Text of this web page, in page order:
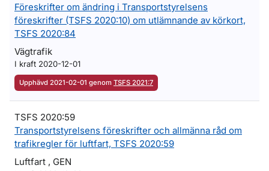
Föreskrifter om ändring i Transportstyrelsens
föreskrifter (TSFS 2020:10) om utlämnande av körkort,
TSFS 2020:84
Vägtrafik
I kraft 2020-12-01
Upphävd 2021-02-01 genom TSFS 2021:7
TSFS 2020:59
Transportstyrelsens föreskrifter och allmänna råd om
trafikregler för luftfart, TSFS 2020:59
Luftfart , GEN